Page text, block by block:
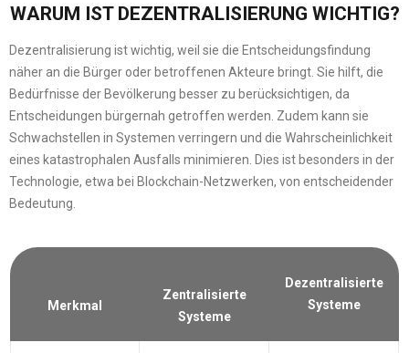
WARUM IST DEZENTRALISIERUNG WICHTIG?
Dezentralisierung ist wichtig, weil sie die Entscheidungsfindung
näher an die Bürger oder betroffenen Akteure bringt. Sie hilft, die
Bedürfnisse der Bevölkerung besser zu berücksichtigen, da
Entscheidungen bürgernah getroffen werden. Zudem kann sie
Schwachstellen in Systemen verringern und die Wahrscheinlichkeit
eines katastrophalen Ausfalls minimieren. Dies ist besonders in der
Technologie, etwa bei Blockchain-Netzwerken, von entscheidender
Bedeutung.
Merkmal
Zentralisierte
Systeme
Dezentralisierte
Systeme